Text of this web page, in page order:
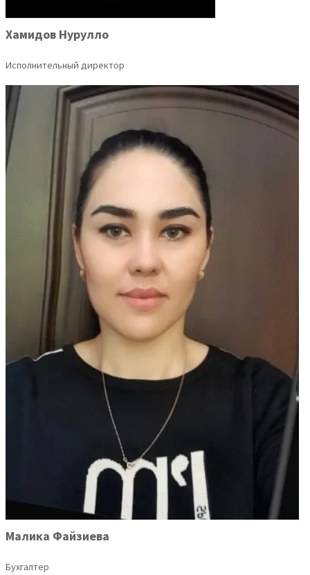
Хамидов Нурулло
Исполнительный директор
Малика Файзиева
Бухгалтер